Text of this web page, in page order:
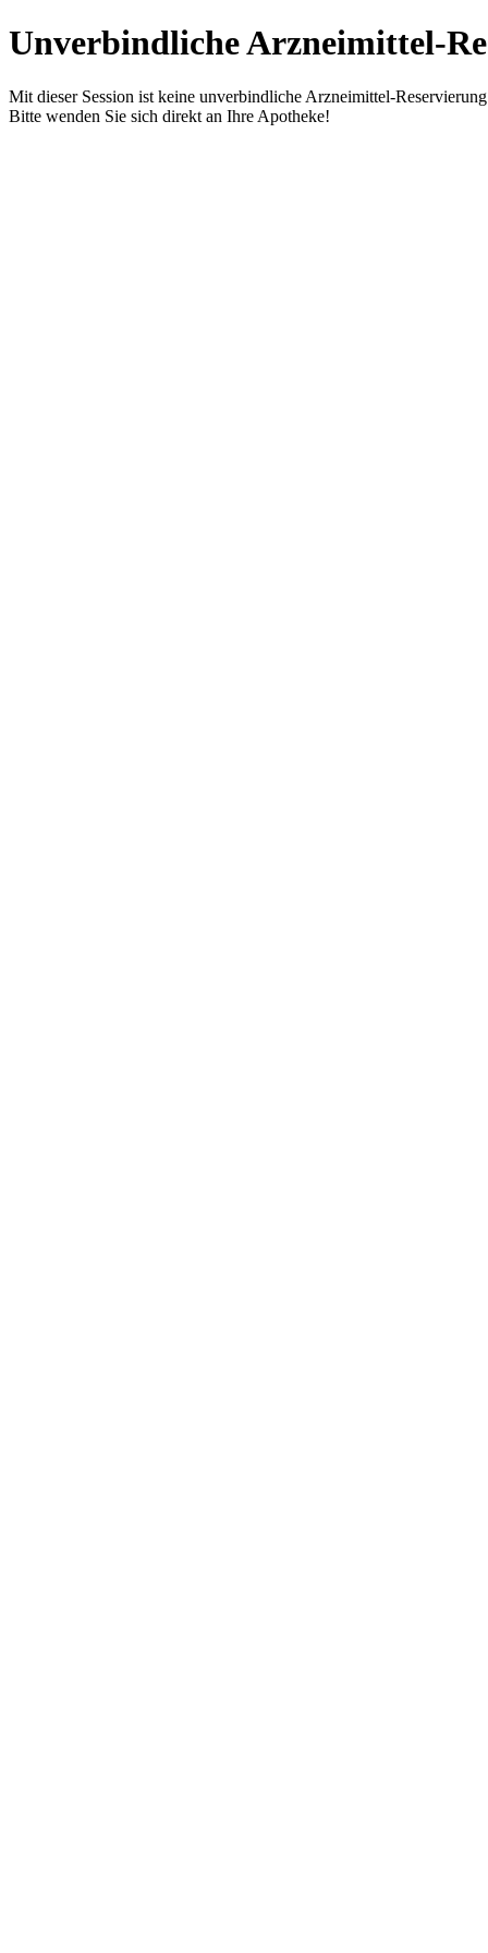
Unverbindliche Arzneimittel-
Mit dieser Session ist keine unverbindliche Arzneimittel-
Bitte wenden Sie sich direkt an Ihre Apotheke!